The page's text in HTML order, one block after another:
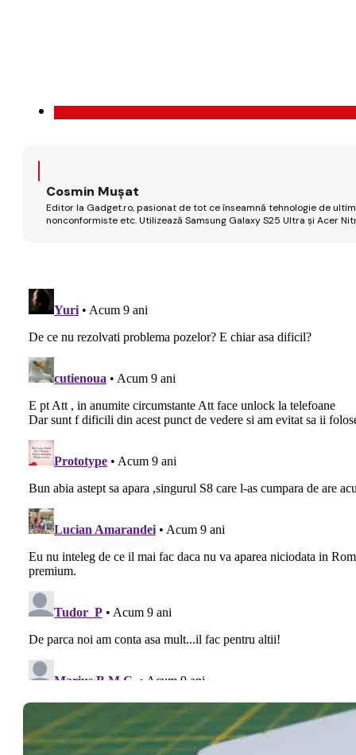
Cosmin Mușat
Editor la Gadget.ro, pasionat de tot ce înseamnă tehnologie de
nonconformiste etc. Utilizează Samsung Galaxy S25 Ultra și Acer